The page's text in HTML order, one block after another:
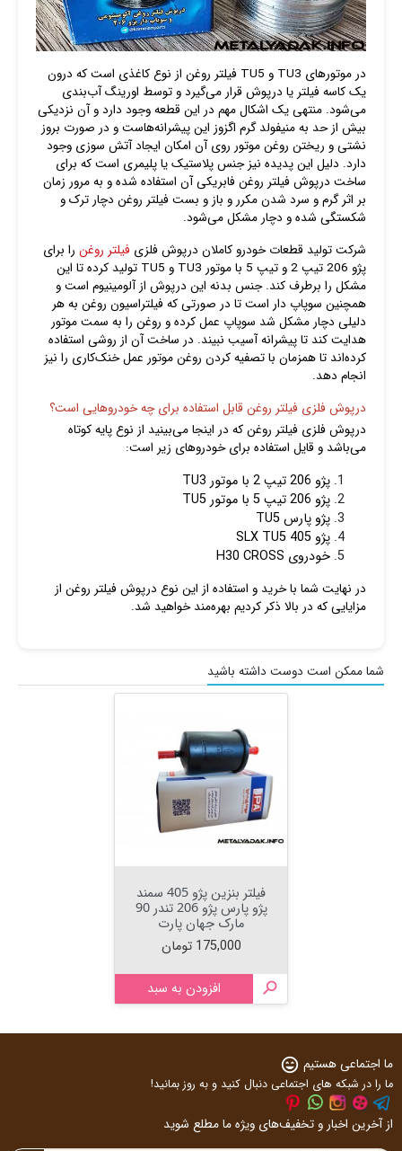
در موتورهای TU3 و TU5 فیلتر روغن از نوع کاغذی است که درون
یک کاسه فیلتر یا درپوش قرار می‌گیرد و توسط اورینگ آب‌بندی
می‌شود. منتهی یک اشکال مهم در این قطعه وجود دارد و آن نزدیکی
بیش از حد به منیفولد گرم اگزوز این پیشرانه‌هاست و در صورت بروز
نشتی و ریختن روغن موتور روی آن امکان ایجاد آتش سوزی وجود
دارد. دلیل این پدیده نیز جنس پلاستیک یا پلیمری است که برای
ساخت درپوش فیلتر روغن فابریکی آن استفاده شده و به مرور زمان
بر اثر گرم و سرد شدن مکرر و باز و بست فیلتر روغن دچار ترک و
شکستگی شده و دچار مشکل می‌شود.
شرکت تولید قطعات خودرو کاملان درپوش فلزی فیلتر روغن را برای
پژو 206 تیپ 2 و تیپ 5 با موتور TU3 و TU5 تولید کرده تا این
مشکل را برطرف کند. جنس بدنه این درپوش از آلومینیوم است و
همچنین سوپاپ دار است تا در صورتی که فیلتراسیون روغن به هر
دلیلی دچار مشکل شد سوپاپ عمل کرده و روغن را به سمت موتور
هدایت کند تا پیشرانه آسیب نبیند. در ساخت آن از روشی استفاده
کرده‌اند تا همزمان با تصفیه کردن روغن موتور عمل خنک‌کاری را نیز
انجام دهد.
درپوش فلزی فیلتر روغن قابل استفاده برای چه خودروهایی است؟
درپوش فلزی فیلتر روغن که در اینجا می‌بینید از نوع پایه کوتاه
می‌باشد و قایل استفاده برای خودروهای زیر است:
پژو 206 تیپ 2 با موتور TU3
پژو 206 تیپ 5 با موتور TU5
پژو پارس TU5
پژو 405 SLX TU5
خودروی H30 CROSS
در نهایت شما با خرید و استفاده از این نوع درپوش فیلتر روغن از
مزایایی که در بالا ذکر کردیم بهره‌مند خواهید شد.
شما ممکن است دوست داشته باشید
فیلتر بنزین پژو 405 سمند
پژو پارس پژو 206 تندر 90
مارک جهان پارت
قیمت
175,000 تومان
 افزودن به سبد
ما اجتماعی هستیم sentiment_very_satisfied
ما را در شبکه های اجتماعی دنبال کنید و به روز بمانید!
از آخرین اخبار و تخفیف‌های ویژه ما مطلع شوید